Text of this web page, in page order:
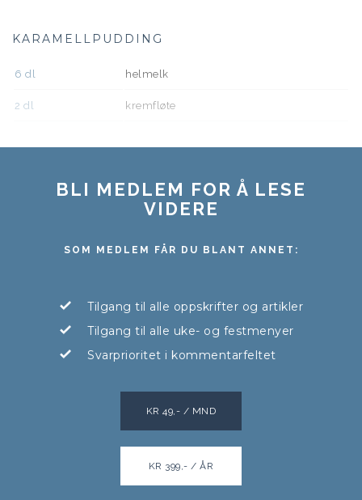
KARAMELLPUDDING
6 dl helmelk
2 dl kremfløte
BLI MEDLEM FOR Å LESE
VIDERE
SOM MEDLEM FÅR DU BLANT ANNET:
Tilgang til alle oppskrifter og artikler
Tilgang til alle uke- og festmenyer
Svarprioritet i kommentarfeltet
KR 49,- / MND
KR 399,- / ÅR